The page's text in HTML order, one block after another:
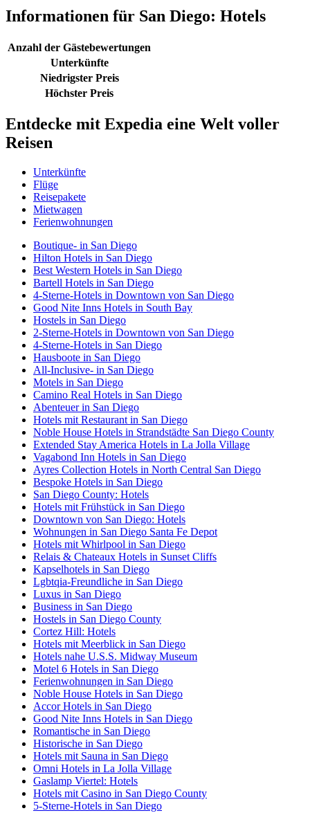
Informationen für San Diego: Hotels
Anzahl der Gästebewertungen
Unterkünfte
Niedrigster Preis
Höchster Preis
Entdecke mit Expedia eine Welt voller
Reisen
Unterkünfte
Flüge
Reisepakete
Mietwagen
Ferienwohnungen
Boutique- in San Diego
Hilton Hotels in San Diego
Best Western Hotels in San Diego
Bartell Hotels in San Diego
4-Sterne-Hotels in Downtown von San Diego
Good Nite Inns Hotels in South Bay
Hostels in San Diego
2-Sterne-Hotels in Downtown von San Diego
4-Sterne-Hotels in San Diego
Hausboote in San Diego
All-Inclusive- in San Diego
Motels in San Diego
Camino Real Hotels in San Diego
Abenteuer in San Diego
Hotels mit Restaurant in San Diego
Noble House Hotels in Strandstädte San Diego County
Extended Stay America Hotels in La Jolla Village
Vagabond Inn Hotels in San Diego
Ayres Collection Hotels in North Central San Diego
Bespoke Hotels in San Diego
San Diego County: Hotels
Hotels mit Frühstück in San Diego
Downtown von San Diego: Hotels
Wohnungen in San Diego Santa Fe Depot
Hotels mit Whirlpool in San Diego
Relais & Chateaux Hotels in Sunset Cliffs
Kapselhotels in San Diego
Lgbtqia-Freundliche in San Diego
Luxus in San Diego
Business in San Diego
Hostels in San Diego County
Cortez Hill: Hotels
Hotels mit Meerblick in San Diego
Hotels nahe U.S.S. Midway Museum
Motel 6 Hotels in San Diego
Ferienwohnungen in San Diego
Noble House Hotels in San Diego
Accor Hotels in San Diego
Good Nite Inns Hotels in San Diego
Romantische in San Diego
Historische in San Diego
Hotels mit Sauna in San Diego
Omni Hotels in La Jolla Village
Gaslamp Viertel: Hotels
Hotels mit Casino in San Diego County
5-Sterne-Hotels in San Diego